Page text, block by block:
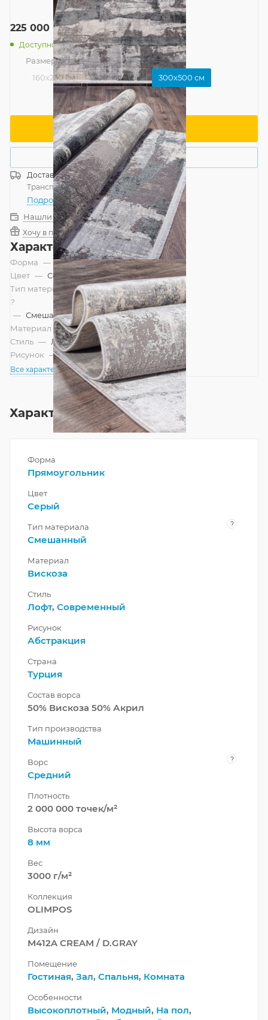
225 000 руб./шт
Доступно: 1
Размер — 300x500 см
160x230 см
300x400 см 300x500 см
В корзину
Купить в 1 клик
ДоставкаРоссия
Транспортной компанией—бесплатно
Подробнее
Нашли дешевле?
Хочу в подарок
Характеристики
Форма — Прямоугольник
Цвет — Серый
Тип материала
?
— Смешанный
Материал — Вискоза
Стиль — Лофт, Современный
Рисунок — Абстракция
Все характеристики
Характеристики
Форма
Прямоугольник
Цвет
Серый
Тип материала ?
Смешанный
Материал
Вискоза
Стиль
Лофт, Современный
Рисунок
Абстракция
Страна
Турция
Состав ворса
50% Вискоза 50% Акрил
Тип производства
Машинный
Ворс ?
Средний
Плотность
2 000 000 точек/м²
Высота ворса
8 мм
Вес
3000 г/м²
Коллекция
OLIMPOS
Дизайн
M412A CREAM / D.GRAY
Помещение
Гостиная, Зал, Спальня, Комната
Особенности
Высокоплотный, Модный, На пол,